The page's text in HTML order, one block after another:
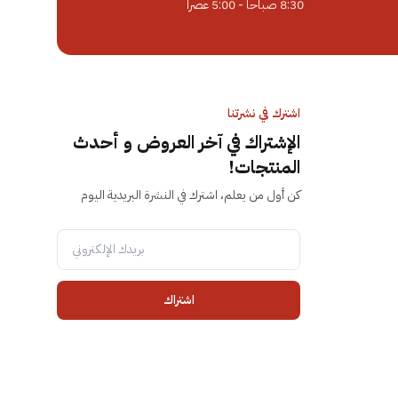
8:30 صباحاً - 5:00 عصراً
اشترك في نشرتنا
الإشتراك في آخر العروض و أحدث
المنتجات!
كن أول من يعلم، اشترك في النشرة البريدية اليوم
اشتراك